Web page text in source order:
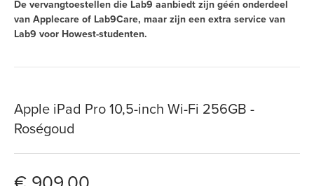
De vervangtoestellen die Lab9 aanbiedt zijn géén onderdeel
van Applecare of Lab9Care, maar zijn een extra service van
Lab9 voor Howest-studenten.
Apple iPad Pro 10,5-inch Wi-Fi 256GB -
Roségoud